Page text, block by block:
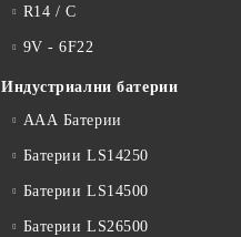
R14 / C
9V - 6F22
Индустриални батерии
ААА Батерии
Батерии LS14250
Батерии LS14500
Батерии LS26500